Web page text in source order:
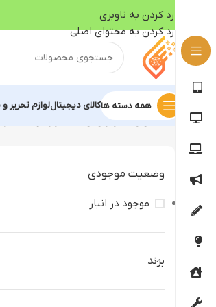
رد کردن به ناوبری
رد کردن به محتوای اصلی
همه دسته هاکالای دیجیتاللوازم تحریر
خانه لوازم تحریر و نوشت افزار
وضعیت موجودی
موجود در انبار
برند